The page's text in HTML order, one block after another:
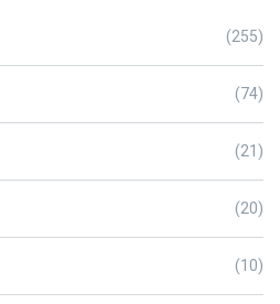
(255)
(74)
(21)
(20)
(10)